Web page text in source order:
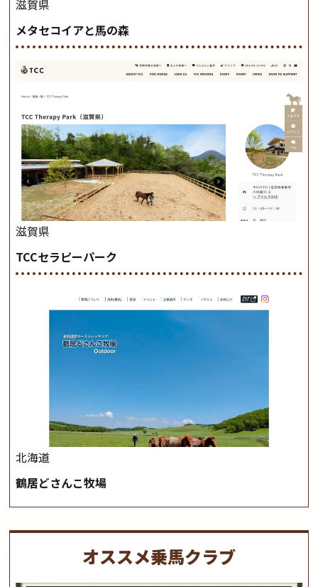
滋賀県
メタセコイアと馬の森
滋賀県
TCCセラピーパーク
北海道
鶴居どさんこ牧場
オススメ乗馬クラブ